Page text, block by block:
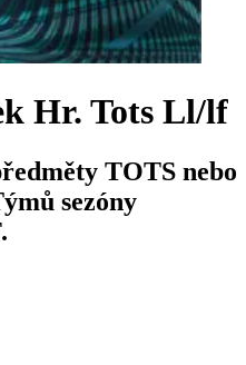
Hr. Tots Ll/lf
TOTS nebo
sezóny